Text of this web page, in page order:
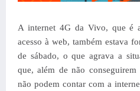
A internet 4G da Vivo, que é
acesso à web, também estava
de sábado, o que agrava a
que, além de não
não podem contar com a